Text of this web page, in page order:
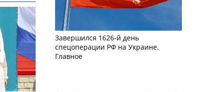
Завершился 1626-й день
спецоперации РФ на Украине.
Главное